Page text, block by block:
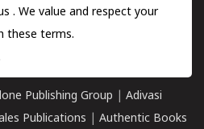
. We value and respect your
these terms.
Publishing Group
Adivasi
Publications Authentic Books